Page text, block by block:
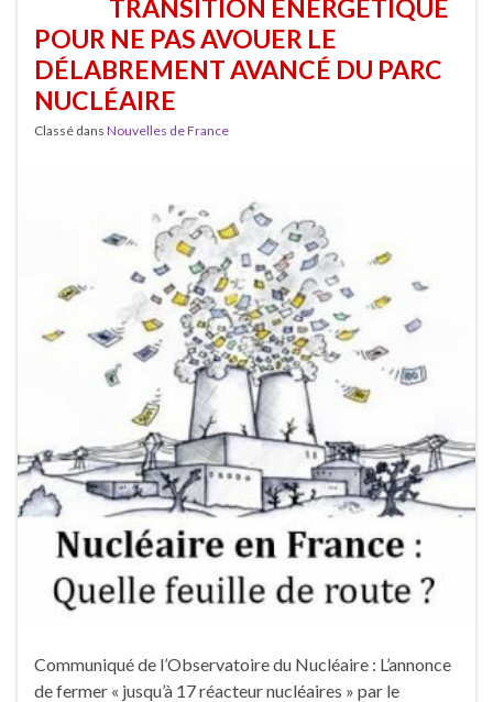
TRANSITION ÉNERGÉTIQUE
POUR NE PAS AVOUER LE
DÉLABREMENT AVANCÉ DU PARC
NUCLÉAIRE
Classé dans Nouvelles de France
Communiqué de l’Observatoire du Nucléaire : L’annonce
de fermer « jusqu’à 17 réacteur nucléaires » par le